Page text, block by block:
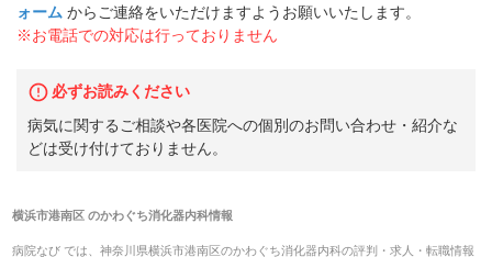
ォーム からご連絡をいただけますようお願いいたします。
※お電話での対応は行っておりません
必ずお読みください
病気に関するご相談や各医院への個別のお問い合わせ・紹介な
どは受け付けておりません。
横浜市港南区 のかわぐち消化器内科情報
病院なび では、 神奈川県横浜市港南区のかわぐち消化器内科の評判・求人・転職情報